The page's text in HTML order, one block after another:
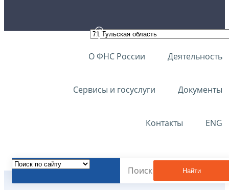
О ФНС России Деятельность
Сервисы и госуслуги Документы
Контакты ENG
Найти